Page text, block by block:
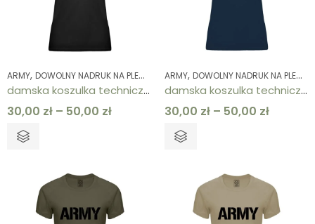
ARMY, DOWOLNY NADRUK NA PLECACH ,KOLEKCJE,KOSZULKI,KOSZULKI,
damska koszulka techniczna czarna ARMY
30,00 zł – 50,00 zł
ARMY, DOWOLNY NADRUK NA PLECACH
damska koszulka techniczna granatowa ARMY
30,00 zł – 50,00 zł